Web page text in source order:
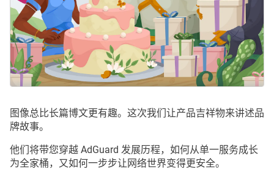
图像总比长篇博文更有趣。这次我们让产品吉祥物来讲述品
牌故事。
他们将带您穿越 AdGuard 发展历程，如何从单一服务成长
为全家桶，又如何一步步让网络世界变得更安全。